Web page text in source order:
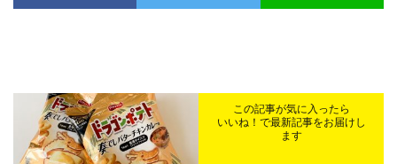
この記事が気に入ったら
いいね！で最新記事をお届けし
ます